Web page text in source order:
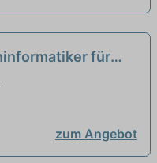
für
zum Angebot